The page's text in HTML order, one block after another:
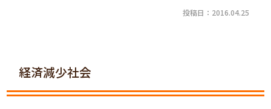
投稿日：2016.04.25
経済減少社会